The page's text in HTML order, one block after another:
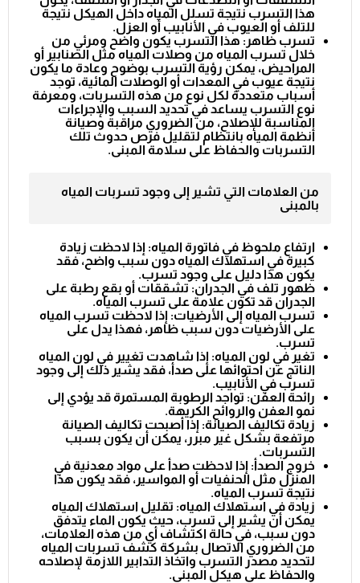
هذا التسرب نتيجة تسلل المياه داخل الهيكل نتيجة
للتلف أو العيوب في الأنابيب أو العزل.
تسرب ظاهر: هذا التسرب يكون واضح ومرئي من
خلال تسرب المياه من وصلات المياه مثل الصنابير أو
المراحيض، يمكن رؤية التسرب بوضوح وعادة ما يكون
نتيجة عيوب في المعدات أو الوصلات المائية، توجد
أسباب متعددة لكل نوع من هذه التسربات، ومعرفة
نوع التسرب يساعد في تحديد السبب والإجراءات
المناسبة للإصلاح، من الضروري مراقبة وصيانة
أنظمة المياه بانتظام لتقليل فرص حدوث تلك
التسربات والحفاظ على سلامة المبنى.
من العلامات التي تشير إلى وجود تسربات المياه
بالمبنى
ارتفاع ملحوظ في فاتورة المياه: إذا لاحظت زيادة
كبيرة في استهلاك المياه دون سبب واضح، فقد
يكون هذا دليل على وجود تسرب.
ظهور تلف في الجدران: تشققات أو بقع رطبة على
الجدران قد تكون علامة على تسرب المياه.
تسرب المياه إلى الأرضيات: إذا لاحظت تسرب المياه
على الأرضيات دون سبب ظاهر، فهذا يدل على
تسرب.
تغير في لون المياه: إذا شاهدت تغيير في لون المياه
الناتج عن احتوائها على صدأ، فقد يشير ذلك إلى وجود
تسرب في الأنابيب.
رائحة العفن: تواجد الرطوبة المستمرة قد يؤدي إلى
نمو العفن والروائح الكريهة.
زيادة تكاليف الصيانة: إذا أصبحت تكاليف الصيانة
مرتفعة بشكل غير مبرر، يمكن أن يكون بسبب
التسربات.
خروج الصدأ: إذا لاحظت صدأ على مواد معدنية في
المنزل مثل الحنفيات أو المواسير، فقد يكون هذا
نتيجة تسرب المياه.
زيادة في استهلاك المياه: تقليل استهلاك المياه
يمكن أن يشير إلى تسرب، حيث يكون الماء يتدفق
دون سبب، في حالة اكتشاف أي من هذه العلامات،
من الضروري الاتصال بشركة كشف تسربات المياه
لتحديد مصدر التسرب واتخاذ التدابير اللازمة لإصلاحه
والحفاظ على هيكل المبنى.